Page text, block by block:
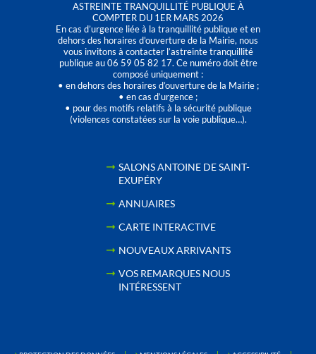
ASTREINTE TRANQUILLITÉ PUBLIQUE À
COMPTER DU 1ER MARS 2026
En cas d’urgence liée à la tranquillité publique et en
dehors des horaires d'ouverture de la Mairie, nous
vous invitons à contacter l’astreinte tranquillité
publique au 06 59 05 82 17. Ce numéro doit être
composé uniquement :
• en dehors des horaires d’ouverture de la Mairie ;
• en cas d’urgence ;
• pour des motifs relatifs à la sécurité publique
(violences constatées sur la voie publique…).
SALONS ANTOINE DE SAINT-
EXUPÉRY
ANNUAIRES
CARTE INTERACTIVE
NOUVEAUX ARRIVANTS
VOS REMARQUES NOUS
INTÉRESSENT